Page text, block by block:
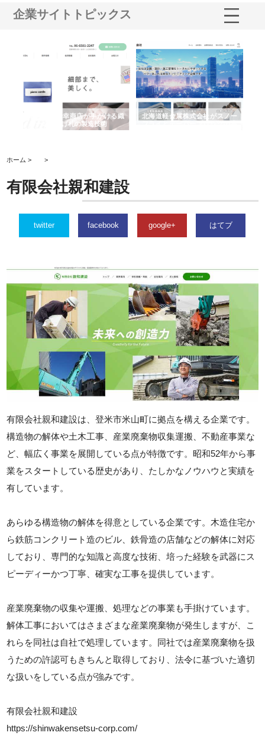
企業サイトトピックス
有限会社松幸商店が手がける織
ネームと下げ札の製造技術
北海道軽金属株式会社がスノー
ホーム > >
有限会社親和建設
twitter facebook google+ はてブ
有限会社親和建設は、登米市米山町に拠点を構える企業です。
構造物の解体や土木工事、産業廃棄物収集運搬、不動産事業な
ど、幅広く事業を展開している点が特徴です。昭和52年から事
業をスタートしている歴史があり、たしかなノウハウと実績を
有しています。
あらゆる構造物の解体を得意としている企業です。木造住宅か
ら鉄筋コンクリート造のビル、鉄骨造の店舗などの解体に対応
しており、専門的な知識と高度な技術、培った経験を武器にス
ピーディーかつ丁寧、確実な工事を提供しています。
産業廃棄物の収集や運搬、処理などの事業も手掛けています。
解体工事においてはさまざまな産業廃棄物が発生しますが、こ
れらを同社は自社で処理しています。同社では産業廃棄物を扱
うための許認可もきちんと取得しており、法令に基づいた適切
な扱いをしている点が強みです。
有限会社親和建設
https://shinwakensetsu-corp.com/